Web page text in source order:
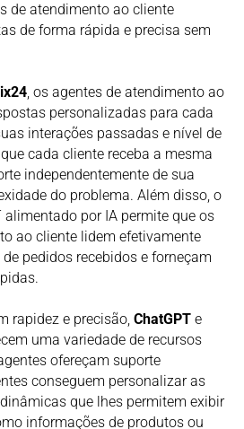
de atendimento ao cliente
de forma rápida e precisa sem
, os agentes de atendimento ao
personalizadas para cada
interações passadas e nível de
cada cliente receba a mesma
independentemente de sua
do problema. Além disso, o
por IA permite que os
ao cliente lidem efetivamente
pedidos recebidos e forneçam
rapidez e precisão, ChatGPT e
uma variedade de recursos
ofereçam suporte
conseguem personalizar as
que lhes permitem exibir
informações de produtos ou